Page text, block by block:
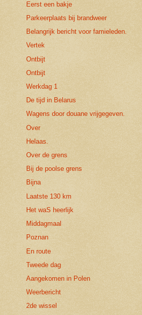
Eerst een bakje
Parkeerplaats bij brandweer
Belangrijk bericht voor famieleden.
Vertek
Ontbijt
Ontbijt
Werkdag 1
De tijd in Belarus
Wagens door douane vrijgegeven.
Over
Helaas.
Over de grens
Bij de poolse grens
Bijna
Laatste 130 km
Het waS heerlijk
Middagmaal
Poznan
En route
Tweede dag
Aangekomen in Polen
Weerbericht
2de wissel